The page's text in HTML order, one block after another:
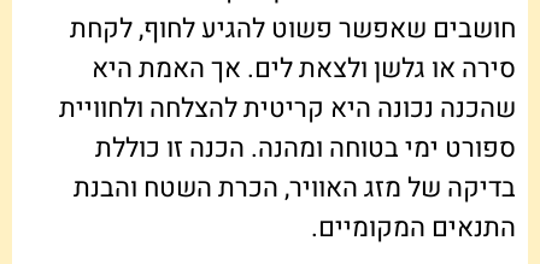
חושבים שאפשר פשוט להגיע לחוף, לקחת
סירה או גלשן ולצאת לים. אך האמת היא
שהכנה נכונה היא קריטית להצלחה ולחוויית
ספורט ימי בטוחה ומהנה. הכנה זו כוללת
בדיקה של מזג האוויר, הכרת השטח והבנת
התנאים המקומיים.